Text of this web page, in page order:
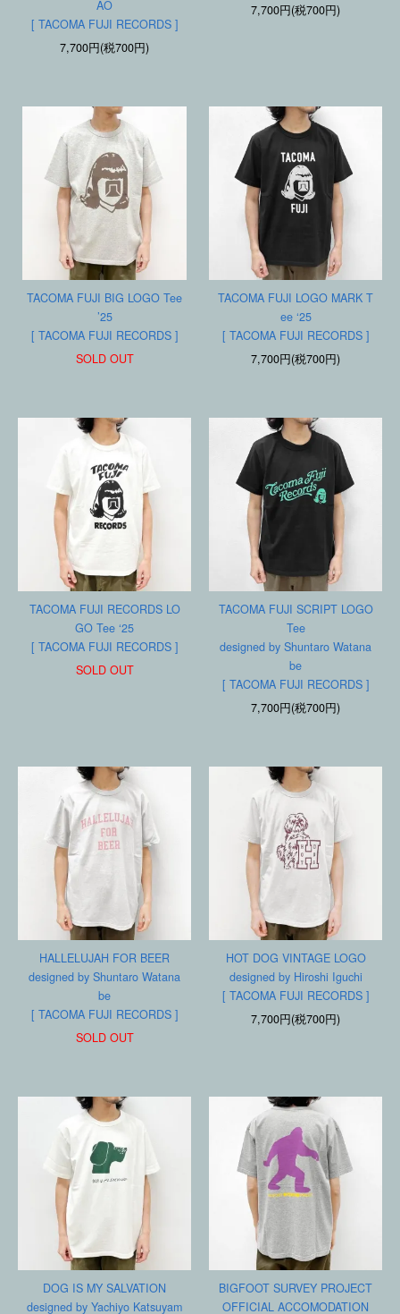
AO
[ TACOMA FUJI RECORDS ]
7,700円(税700円)
7,700円(税700円)
TACOMA FUJI BIG LOGO Tee
’25
[ TACOMA FUJI RECORDS ]
SOLD OUT
TACOMA FUJI LOGO MARK T
ee ‘25
[ TACOMA FUJI RECORDS ]
7,700円(税700円)
TACOMA FUJI RECORDS LO
GO Tee ‘25
[ TACOMA FUJI RECORDS ]
SOLD OUT
TACOMA FUJI SCRIPT LOGO
Tee
designed by Shuntaro Watana
be
[ TACOMA FUJI RECORDS ]
7,700円(税700円)
HALLELUJAH FOR BEER
designed by Shuntaro Watana
be
[ TACOMA FUJI RECORDS ]
SOLD OUT
HOT DOG VINTAGE LOGO
designed by Hiroshi Iguchi
[ TACOMA FUJI RECORDS ]
7,700円(税700円)
DOG IS MY SALVATION
designed by Yachiyo Katsuyam
BIGFOOT SURVEY PROJECT
OFFICIAL ACCOMODATION